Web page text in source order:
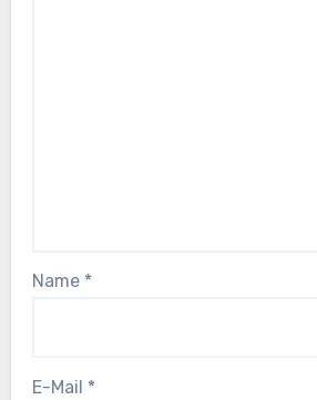
Name *
E-Mail *